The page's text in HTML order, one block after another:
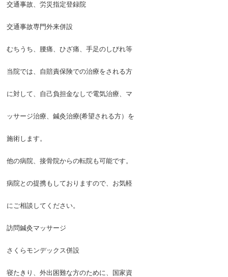
交通事故、労災指定登録院
交通事故専門外来併設
むちうち、腰痛、ひざ痛、手足のしびれ等
当院では、自賠責保険での治療をされる方
に対して、自己負担金なしで電気治療、マ
ッサージ治療、鍼灸治療(希望される方）を
施術します。
他の病院、接骨院からの転院も可能です。
病院との提携もしておりますので、お気軽
にご相談してください。
訪問鍼灸マッサージ
さくらモンデックス併設
寝たきり、外出困難な方のために、国家資